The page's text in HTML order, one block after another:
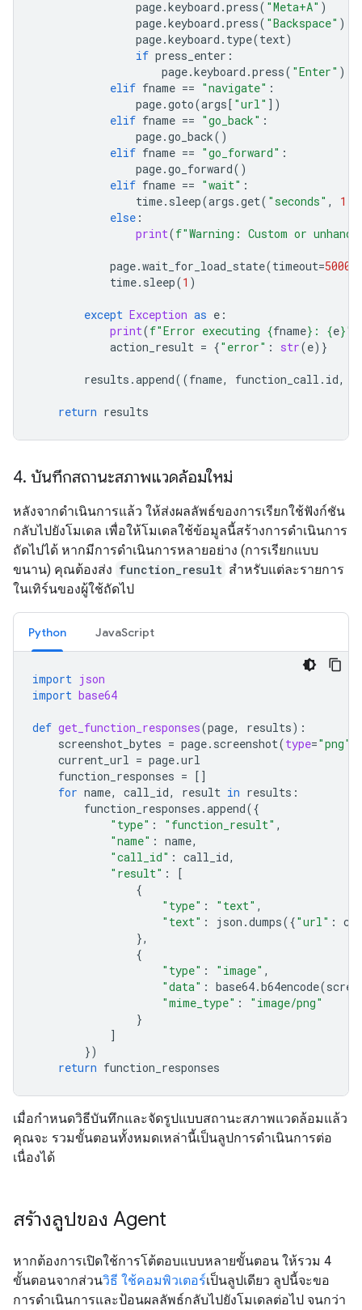
page.keyboard .press( "Meta+A" )
page.keyboard .press( "Backspace" )
page.keyboard . type(text)
if press_enter :
page.keyboard .press( "Enter" )
elif fname == "navigate" :
page.goto(args[ "url" ])
elif fname == "go_back" :
page.go_back()
elif fname == "go_forward" :
page.go_forward()
elif fname == "wait" :
time. sleep(args .get( "seconds" , 1
else :
print(f"Warning: Custom or
page.wait_for_load_state(timeout=5000
time. sleep(1 )
except Exception as e :
print(f"Error executing {fname} : {e}"
action_result = {"error" : str(e)}
results .append((fname, function_call . id,
return results
4. บันทึกสถานะสภาพแวดล้อมใหม่
หลังจากดำเนินการแล้ว ให้ส่งผลลัพธ์ของการเรียกใช้ฟังก์ชัน
กลับไปยังโมเดล เพื่อให้โมเดลใช้ข้อมูลนี้สร้างการดำเนินการ
ถัดไปได้ หากมีการดำเนินการหลายอย่าง (การเรียกแบบ
ขนาน) คุณต้องส่ง function_result สำหรับแต่ละรายการ
ในเทิร์นของผู้ใช้ถัดไป
Python JavaScript
import json
import base64
def get_function_responses(page, results):
screenshot_bytes = page. screenshot(type="png"
current_url = page.url
function_responses = []
for name, call_id, result in results :
function_responses .append({
"type" : "function_result" ,
"name" : name,
"call_id" : call_id,
"result" :
[
{
"type" : "text" ,
"text" : json .dumps({"url" :
},
{
"type" : "image" ,
"data" : base64.b64encode(
"mime_type" :
"image/png"
}
]
})
return function_responses
เมื่อกำหนดวิธีบันทึกและจัดรูปแบบสถานะสภาพแวดล้อมแล้ว
คุณจะ รวมขั้นตอนทั้งหมดเหล่านี้เป็นลูปการดำเนินการต่อ
เนื่องได้
สร้างลูปของ Agent
หากต้องการเปิดใช้การโต้ตอบแบบหลายขั้นตอน ให้รวม 4
ขั้นตอนจากส่วนวิธี ใช้คอมพิวเตอร์เป็นลูปเดียว ลูปนี้จะขอ
การดำเนินการและป้อนผลลัพธ์กลับไปยังโมเดลต่อไป จนกว่า